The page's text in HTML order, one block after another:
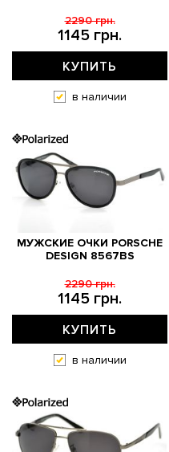
1145 грн.
2290 грн.
КУПИТЬ
в наличии
МУЖСКИЕ ОЧКИ PORSCHE
DESIGN 8567BS
1145 грн.
2290 грн.
КУПИТЬ
в наличии